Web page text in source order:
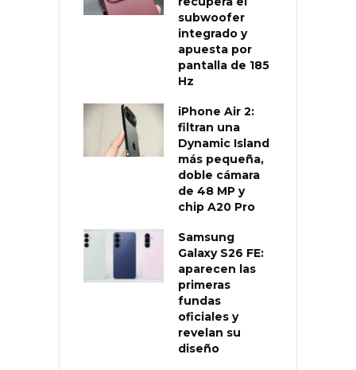
subwoofer
integrado y
apuesta por
pantalla de 185
Hz
iPhone Air 2:
filtran una
Dynamic Island
más pequeña,
doble cámara
de 48 MP y
chip A20 Pro
Samsung
Galaxy S26 FE:
aparecen las
primeras
fundas
oficiales y
revelan su
diseño